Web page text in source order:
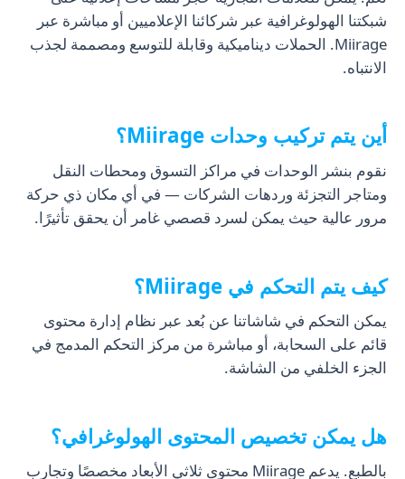
شبكتنا الهولوغرافية عبر شركائنا الإعلاميين أو مباشرة عبر
Miirage. الحملات ديناميكية وقابلة للتوسع ومصممة لجذب
الانتباه.
أين يتم تركيب وحدات Miirage؟
نقوم بنشر الوحدات في مراكز التسوق ومحطات النقل
ومتاجر التجزئة وردهات الشركات — في أي مكان ذي حركة
مرور عالية حيث يمكن لسرد قصصي غامر أن يحقق تأثيرًا.
كيف يتم التحكم في Miirage؟
يمكن التحكم في شاشاتنا عن بُعد عبر نظام إدارة محتوى
قائم على السحابة، أو مباشرة من مركز التحكم المدمج في
الجزء الخلفي من الشاشة.
هل يمكن تخصيص المحتوى الهولوغرافي؟
بالطبع. يدعم Miirage محتوى ثلاثي الأبعاد مخصصًا وتجارب